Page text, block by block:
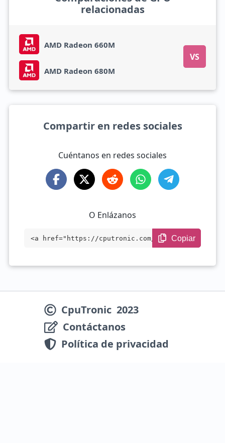
relacionadas
AMD Radeon 660M
VS
AMD Radeon 680M
Compartir en redes sociales
Cuéntanos en redes sociales
O Enlázanos
<a href="https://cputronic.com/es/gpu/am
Copiar
CpuTronic 2023
Contáctanos
Política de privacidad